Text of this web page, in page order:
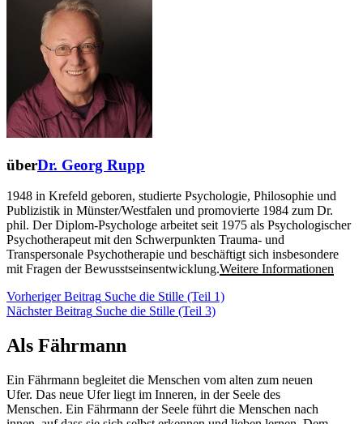
überDr. Georg Rupp
1948 in Krefeld geboren, studierte Psychologie, Philosophie und
Publizistik in Münster/Westfalen und promovierte 1984 zum Dr.
phil. Der Diplom-Psychologe arbeitet seit 1975 als Psychologischer
Psychotherapeut mit den Schwerpunkten Trauma- und
Transpersonale Psychotherapie und beschäftigt sich insbesondere
mit Fragen der Bewusstseinsentwicklung.Weitere Informationen
Beitragsnavigation
Vorheriger Beitrag Suche die Stille (Teil 1)Vorheriger
Nächster Beitrag Suche die Stille (Teil 3)Nächster
Als Fährmann
Ein Fährmann begleitet die Menschen vom alten zum neuen
Ufer. Das neue Ufer liegt im Inneren, in der Seele des
Menschen. Ein Fährmann der Seele führt die Menschen nach